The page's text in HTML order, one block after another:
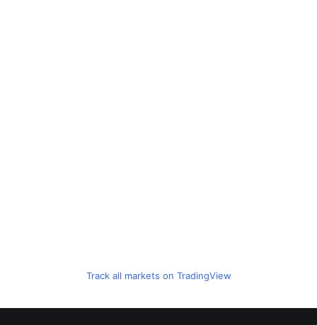
Track all markets on TradingView